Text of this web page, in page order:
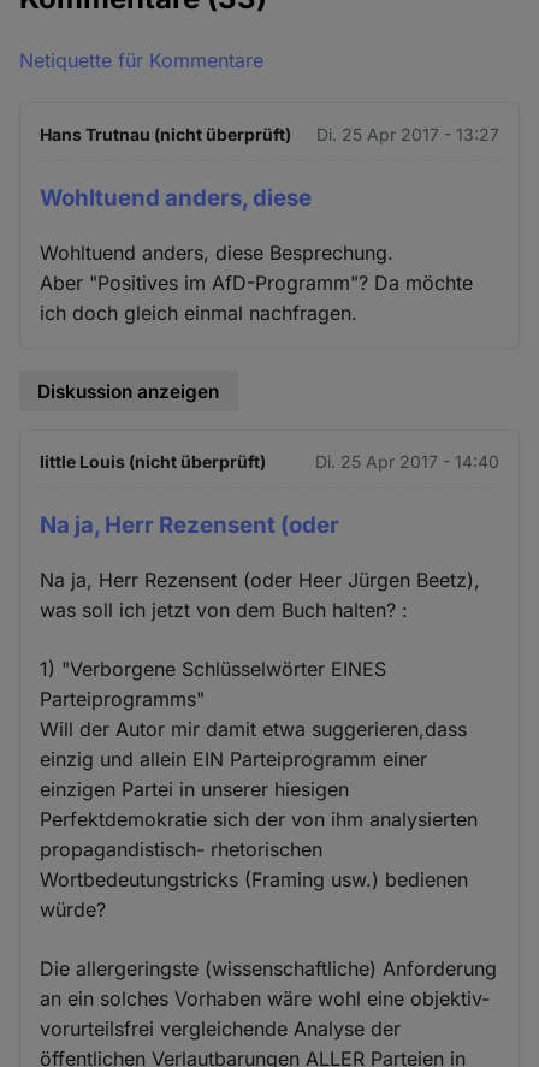
Netiquette für Kommentare
Hans Trutnau (nicht überprüft) Di. 25 Apr 2017 - 13:27
Wohltuend anders, diese
Wohltuend anders, diese Besprechung.
Aber "Positives im AfD-Programm"? Da möchte
ich doch gleich einmal nachfragen.
Diskussion anzeigen
little Louis (nicht überprüft) Di. 25 Apr 2017 - 14:40
Na ja, Herr Rezensent (oder
Na ja, Herr Rezensent (oder Heer Jürgen Beetz),
was soll ich jetzt von dem Buch halten? :
1) "Verborgene Schlüsselwörter EINES
Parteiprogramms"
Will der Autor mir damit etwa suggerieren,dass
einzig und allein EIN Parteiprogramm einer
einzigen Partei in unserer hiesigen
Perfektdemokratie sich der von ihm analysierten
propagandistisch- rhetorischen
Wortbedeutungstricks (Framing usw.) bedienen
würde?
Die allergeringste (wissenschaftliche) Anforderung
an ein solches Vorhaben wäre wohl eine objektiv-
vorurteilsfrei vergleichende Analyse der
öffentlichen Verlautbarungen ALLER Parteien in